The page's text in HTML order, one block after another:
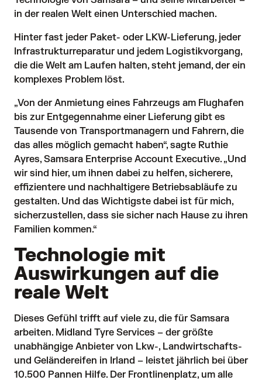
in der realen Welt einen Unterschied machen.
Hinter fast jeder Paket- oder LKW-Lieferung, jeder
Infrastrukturreparatur und jedem Logistikvorgang,
die die Welt am Laufen halten, steht jemand, der ein
komplexes Problem löst.
„Von der Anmietung eines Fahrzeugs am Flughafen
bis zur Entgegennahme einer Lieferung gibt es
Tausende von Transportmanagern und Fahrern, die
das alles möglich gemacht haben“, sagte Ruthie
Ayres, Samsara Enterprise Account Executive. „Und
wir sind hier, um ihnen dabei zu helfen, sicherere,
effizientere und nachhaltigere Betriebsabläufe zu
gestalten. Und das Wichtigste dabei ist für mich,
sicherzustellen, dass sie sicher nach Hause zu ihren
Familien kommen.“
Technologie mit
Auswirkungen auf die
reale Welt
Dieses Gefühl trifft auf viele zu, die für Samsara
arbeiten. Midland Tyre Services – der größte
unabhängige Anbieter von Lkw-, Landwirtschafts-
und Geländereifen in Irland – leistet jährlich bei über
10.500 Pannen Hilfe. Der Frontlinenplatz, um alle